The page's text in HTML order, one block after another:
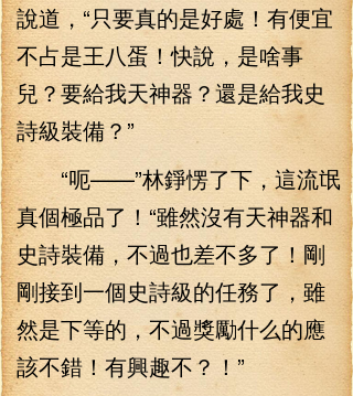
說道，“只要真的是好處！有便宜
不占是王八蛋！快說，是啥事
兒？要給我天神器？還是給我史
詩級裝備？”
“呃——”林錚愣了下，這流氓
真個極品了！“雖然沒有天神器和
史詩裝備，不過也差不多了！剛
剛接到一個史詩級的任務了，雖
然是下等的，不過獎勵什么的應
該不錯！有興趣不？！”